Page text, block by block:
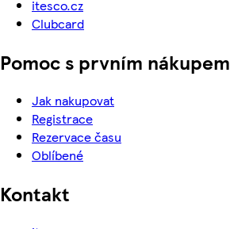
itesco.cz
Clubcard
Pomoc s prvním nákupem
Jak nakupovat
Registrace
Rezervace času
Oblíbené
Kontakt